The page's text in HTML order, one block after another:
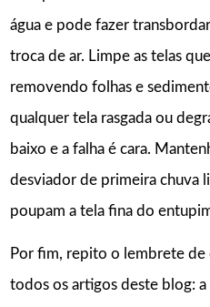
água e pode fazer
troca de ar. Limpe as telas
removendo folhas e
qualquer tela rasgada ou
baixo e a falha é cara.
desviador de primeira chuva
poupam a tela fina do
Por fim, repito o lembrete
todos os artigos deste blog: a